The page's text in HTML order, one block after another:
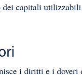
capitali
i diritti e i doveri